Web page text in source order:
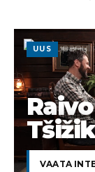
UUS
VAATA